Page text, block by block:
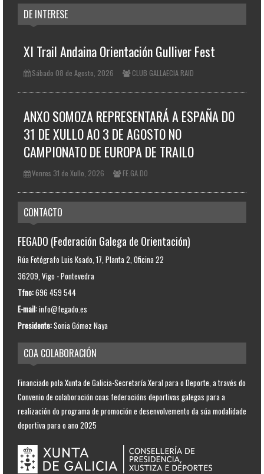
DE INTERESE
XI Trail Andaina Orientación Gulliver Fest
Sábado 08 de Agosto, 2026 CLUB GALLAECIA RAID
ANXO SOMOZA REPRESENTARÁ A ESPAÑA DO
31 DE XULLO AO 3 DE AGOSTO NO
CAMPIONATO DE EUROPA DE TRAILO
Venres 31 de Xullo, 2026 FE.GA.DO
CONTACTO
FEGADO (Federación Galega de Orientación)
Rúa Fotógrafo Luis Ksado, 17, Planta 2, Oficina 22
36209, Vigo - Pontevedra
Tfno:696 459 544
E-mail:info@fegado.es
Presidente:Sonia Gómez Naya
COA COLABORACIÓN
Financiado pola Xunta de Galicia-Secretaría Xeral para o Deporte, a través do
Convenio de colaboración coas federacións deportivas galegas para a
realización do programa de promoción e desenvolvemento da súa modalidade
deportiva para o ano 2025